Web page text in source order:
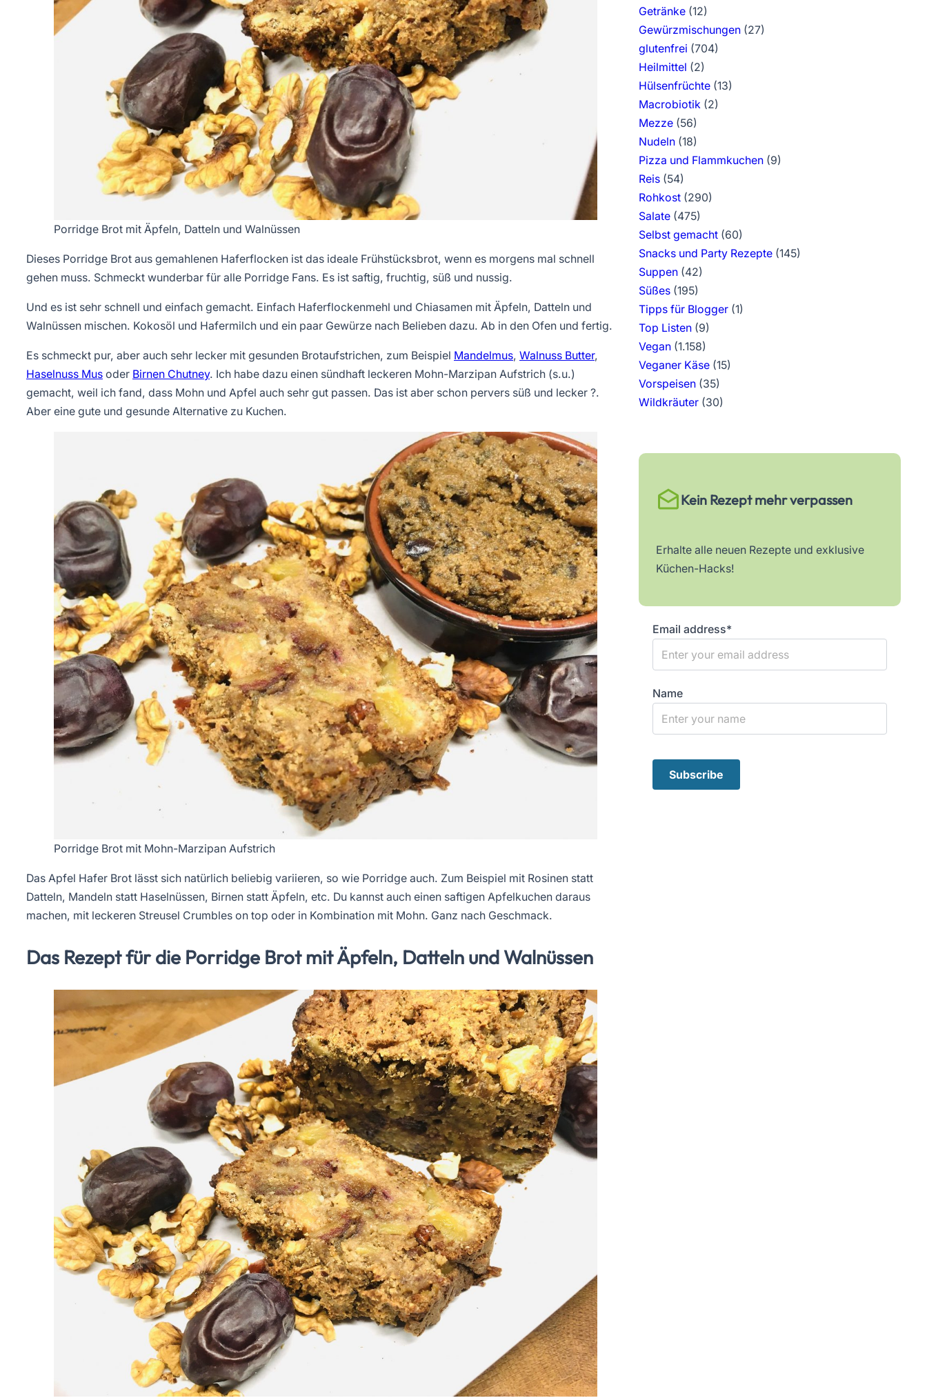
Porridge Brot mit Äpfeln, Datteln und Walnüssen
Dieses Porridge Brot aus gemahlenen Haferflocken ist das ideale Frühstücksbrot, wenn es morgens mal schnell
gehen muss. Schmeckt wunderbar für alle Porridge Fans. Es ist saftig, fruchtig, süß und nussig.
Und es ist sehr schnell und einfach gemacht. Einfach Haferflockenmehl und Chiasamen mit Äpfeln, Datteln und
Walnüssen mischen. Kokosöl und Hafermilch und ein paar Gewürze nach Belieben dazu. Ab in den Ofen und fertig.
Es schmeckt pur, aber auch sehr lecker mit gesunden Brotaufstrichen, zum Beispiel Mandelmus, Walnuss Butter,
Haselnuss Mus oder Birnen Chutney. Ich habe dazu einen sündhaft leckeren Mohn-Marzipan Aufstrich (s.u.)
gemacht, weil ich fand, dass Mohn und Apfel auch sehr gut passen. Das ist aber schon pervers süß und lecker ?.
Aber eine gute und gesunde Alternative zu Kuchen.
Porridge Brot mit Mohn-Marzipan Aufstrich
Das Apfel Hafer Brot lässt sich natürlich beliebig variieren, so wie Porridge auch. Zum Beispiel mit Rosinen statt
Datteln, Mandeln statt Haselnüssen, Birnen statt Äpfeln, etc. Du kannst auch einen saftigen Apfelkuchen daraus
machen, mit leckeren Streusel Crumbles on top oder in Kombination mit Mohn. Ganz nach Geschmack.
Das Rezept für die Porridge Brot mit Äpfeln, Datteln und Walnüssen
Getränke(12)
Gewürzmischungen(27)
glutenfrei (704)
Heilmittel (2)
Hülsenfrüchte(13)
Macrobiotik (2)
Mezze(56)
Nudeln(18)
Pizza und Flammkuchen(9)
Reis(54)
Rohkost(290)
Salate(475)
Selbst gemacht(60)
Snacks und Party Rezepte(145)
Suppen(42)
Süßes(195)
Tipps für Blogger(1)
Top Listen(9)
Vegan(1.158)
Veganer Käse(15)
Vorspeisen(35)
Wildkräuter(30)
Kein Rezept mehr verpassen
Erhalte alle neuen Rezepte und exklusive
Küchen-Hacks!
Email address*
Name